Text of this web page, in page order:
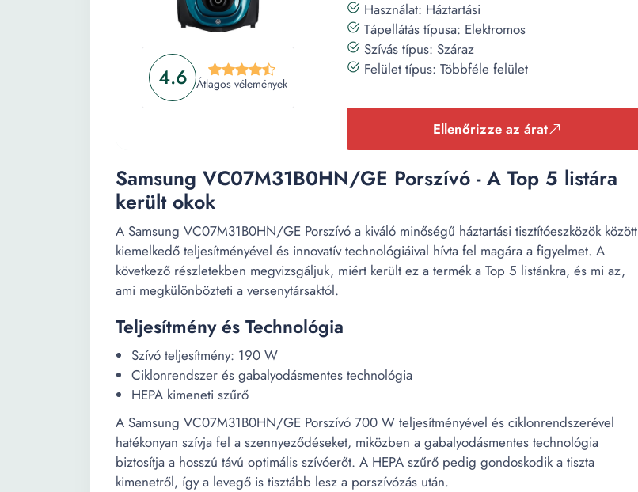
4.6 Átlagos vélemények
Használat: Háztartási
Tápellátás típusa: Elektromos
Szívás típus: Száraz
Felület típus: Többféle felület
Ellenőrizze az árat
Samsung VC07M31B0HN/GE Porszívó - A Top 5 listára
került okok
A Samsung VC07M31B0HN/GE Porszívó a kiváló minőségű háztartási tisztítóeszközök között
kiemelkedő teljesítményével és innovatív technológiáival hívta fel magára a figyelmet. A
következő részletekben megvizsgáljuk, miért került ez a termék a Top 5 listánkra, és mi az,
ami megkülönbözteti a versenytársaktól.
Teljesítmény és Technológia
Szívó teljesítmény: 190 W
Ciklonrendszer és gabalyodásmentes technológia
HEPA kimeneti szűrő
A Samsung VC07M31B0HN/GE Porszívó 700 W teljesítményével és ciklonrendszerével
hatékonyan szívja fel a szennyeződéseket, miközben a gabalyodásmentes technológia
biztosítja a hosszú távú optimális szívóerőt. A HEPA szűrő pedig gondoskodik a tiszta
kimenetről, így a levegő is tisztább lesz a porszívózás után.